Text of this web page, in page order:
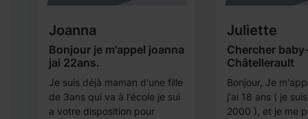
Joanna
Bonjour je m'appel joanna
jai 22ans.
Je suis déjà maman d'une fille
de 3ans qui va à l'école je sui
a votre disposition pour
Juliette
Chercher
Châtellerault
Bonjour, Je
j'ai 18 ans ( je
2000 ), et je me